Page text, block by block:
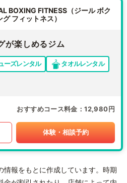
BOXING FITNESS（ジール ボク
グ フィットネス）
が楽しめるジム
ーズレンタル
タオルレンタル
おすすめコース料金 12,980円
体験・相談予約
情報をもとに作成しています。時期